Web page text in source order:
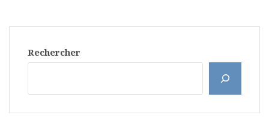
Rechercher